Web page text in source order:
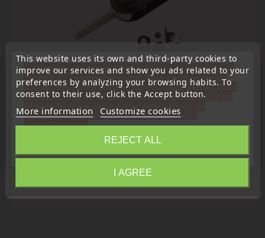
(3,5/5) on2rating(s)
3-Button Key Fob Case Compatible With Iveco Daily
This website uses its own and third-party cookies to
improve our services and show you ads related to your
preferences by analyzing your browsing habits. To
consent to their use, click the Accept button.
More information Customize cookies
REJECT ALL
I AGREE
« Attention, notre société sera fermée pour congés du
10 aout au 1 septembre inclus. Pour cette raison les
commandes sont traitées jusqu'au 7 aout 14H00. Pour
le service réparation nous devons réceptionner votre
télécommande avant le 6 aout pour qu'elle soit
réexpédiée avant le 7 aout. Merci pour votre
compréhension»
Close
Information